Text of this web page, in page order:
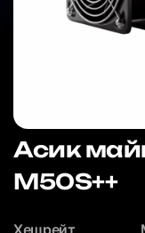
Асик
M50S++
Хешрейт